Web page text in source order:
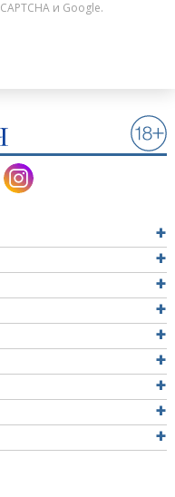
и Google.